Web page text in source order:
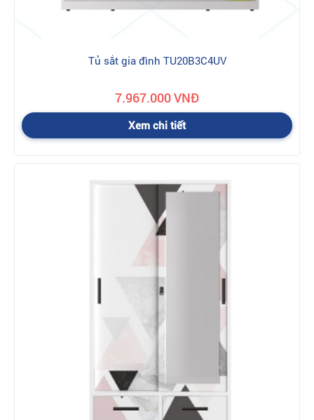
Nhiều năm qua, đại lý phân phối nội thất Hòa Phát tại địa chỉ:
đáng tin cậy để bạn mua sản phẩm Nội thất Hòa Phát chính
hãng, không qua những khâu trung gian rắc rối nên đảm bảo
quý khách hàng sẽ trải nghiệm dịch vụ mua hàng tiêu chuẩn với
các sản phẩm 100% chính hãng được xuất trực tiếp từ kho tổng
Nội Thất Hòa Phát tới tay khách hàng. Khui thùng, bóc hộp, lắp
đặt trực tiếp tại nhà. Dịch vụ bảo hành đổi trả chính hãng theo
Khi mua tủ quần áo Hoà Phát
- Sản phẩm chính hãng luôn có gắn tem vỡ chứng nhận chính
hãng được gắn trực tiếp trên sản phẩm.
khi mua tủ quần áo Hoà Phát
hính sách hỗ trợ vận chuyển khi mua tủ quần áo
Trong nội thành Hà Nội:Tùy vào đơn hàng và địa chỉ giao
hàng để có chính sách vận chuyển hợp lý. Những đơn hàng trên
10 triệu và ở gần thì chúng tôi miễn phí vận chuyển. Những đơn
hàng nhỏ hơn, ở xa thì phí vận chuyển do sự thỏa thuận giữa
Tủ sắt gia đình TU20B3C4UV
7.967.000 VNĐ
Xem chi tiết